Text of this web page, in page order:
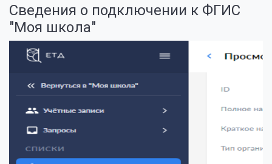
Сведения о подключении к ФГИС
"Моя школа"